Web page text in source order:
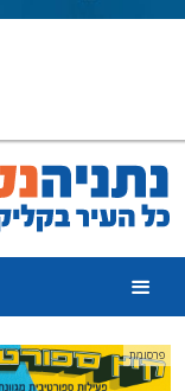
פרסומת